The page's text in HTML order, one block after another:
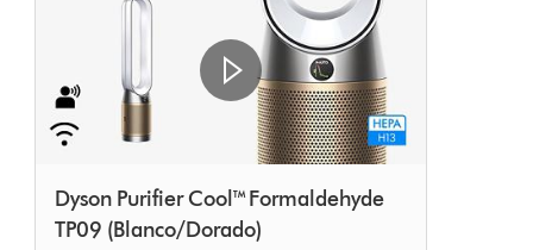
Dyson Purifier Cool™ Formaldehyde
TP09 (Blanco/Dorado)